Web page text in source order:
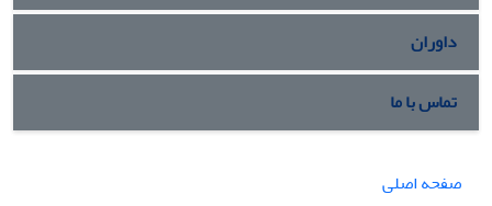
داوران
تماس با ما
صفحه اصلی